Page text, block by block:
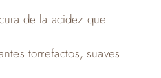
de la acidez que
torrefactos, suaves